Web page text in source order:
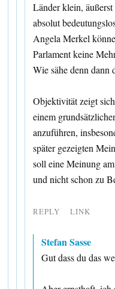
Länder klein,
absolut
Angela Merkel
Parlament keine
Wie sähe denn dann
Objektivität zeigt
einem
anzuführen,
später gezeigten
soll eine Meinung
und nicht schon zu
REPLY LINK
Stefan Sasse
Gut dass du das